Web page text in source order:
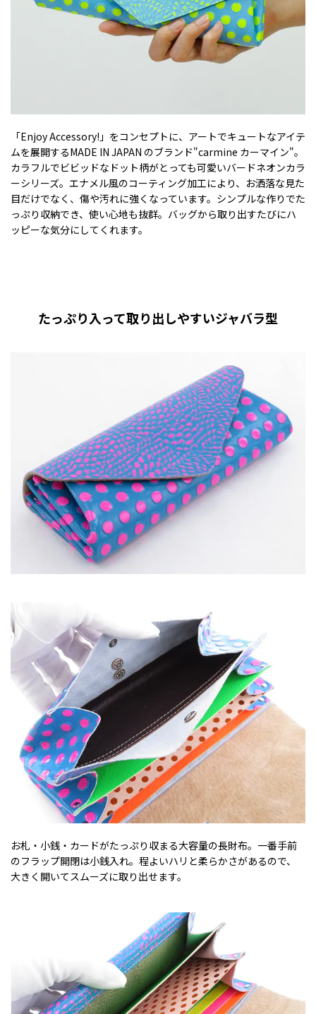
「Enjoy Accessory!」をコンセプトに、アートでキュートなアイテ
ムを展開するMADE IN JAPAN のブランド"carmine カーマイン"。
カラフルでビビッドなドット柄がとっても可愛いバードネオンカラ
ーシリーズ。エナメル風のコーティング加工により、お洒落な見た
目だけでなく、傷や汚れに強くなっています。シンプルな作りでた
っぷり収納でき、使い心地も抜群。バッグから取り出すたびにハ
ッピーな気分にしてくれます。
たっぷり入って取り出しやすいジャバラ型
お札・小銭・カードがたっぷり収まる大容量の長財布。一番手前
のフラップ開閉は小銭入れ。程よいハリと柔らかさがあるので、
大きく開いてスムーズに取り出せます。